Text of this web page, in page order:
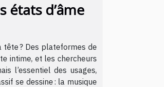
états d’âme
tête ? Des plateformes de
intime, et les chercheurs
l’essentiel des usages,
se dessine : la musique